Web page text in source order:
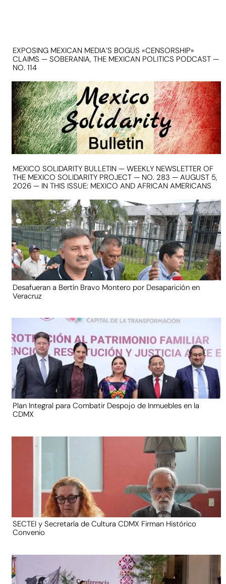
EXPOSING MEXICAN MEDIA’S BOGUS «CENSORSHIP»
CLAIMS — SOBERANIA, THE MEXICAN POLITICS PODCAST —
NO. 114
MEXICO SOLIDARITY BULLETIN — WEEKLY NEWSLETTER OF
THE MEXICO SOLIDARITY PROJECT — NO. 283 — AUGUST 5,
2026 — IN THIS ISSUE: MEXICO AND AFRICAN AMERICANS
Desafueran a Bertín Bravo Montero por Desaparición en
Veracruz
Plan Integral para Combatir Despojo de Inmuebles en la
CDMX
SECTEI y Secretaría de Cultura CDMX Firman Histórico
Convenio